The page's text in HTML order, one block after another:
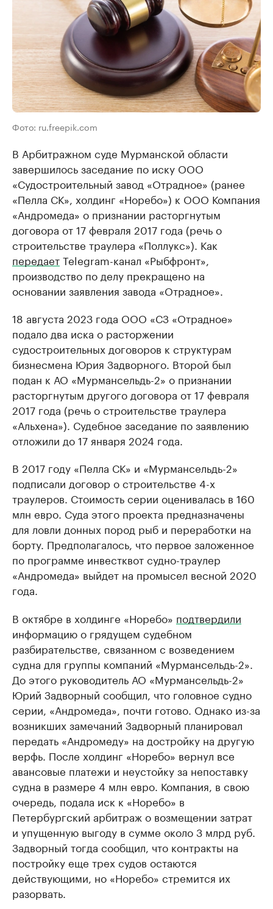
Фото: ru.freepik.com
В Арбитражном суде Мурманской области
завершилось заседание по иску ООО
«Судостроительный завод «Отрадное» (ранее
«Пелла СК», холдинг «Норебо») к ООО Компания
«Андромеда» о признании расторгнутым
договора от 17 февраля 2017 года (речь о
строительстве траулера «Поллукс»). Как
передаетTelegram-канал «Рыбфронт»,
производство по делу прекращено на
основании заявления завода «Отрадное».
18 августа 2023 года ООО «СЗ «Отрадное»
подало два иска о расторжении
судостроительных договоров к структурам
бизнесмена Юрия Задворного. Второй был
подан к АО «Мурмансельдь-2» о признании
расторгнутым другого договора от 17 февраля
2017 года (речь о строительстве траулера
«Альхена»). Судебное заседание по заявлению
отложили до 17 января 2024 года.
В 2017 году «Пелла СК» и «Мурмансельдь-2»
подписали договор о строительстве 4-х
траулеров. Стоимость серии оценивалась в 160
млн евро. Суда этого проекта предназначены
для ловли донных пород рыб и переработки на
борту. Предполагалось, что первое заложенное
по программе инвестквот судно-траулер
«Андромеда» выйдет на промысел весной 2020
года.
В октябре в холдинге «Норебо» подтвердили
информацию о грядущем судебном
разбирательстве, связанном с возведением
судна для группы компаний «Мурмансельдь-2».
До этого руководитель АО «Мурмансельдь-2»
Юрий Задворный сообщил, что головное судно
серии, «Андромеда», почти готово. Однако из-за
возникших замечаний Задворный планировал
передать «Андромеду» на достройку на другую
верфь. После холдинг «Норебо» вернул все
авансовые платежи и неустойку за непоставку
судна в размере 4 млн евро. Компания, в свою
очередь, подала иск к «Норебо» в
Петербургский арбитраж о возмещении затрат
и упущенную выгоду в сумме около 3 млрд руб.
Задворный тогда сообщил, что контракты на
постройку еще трех судов остаются
действующими, но «Норебо» стремится их
разорвать.